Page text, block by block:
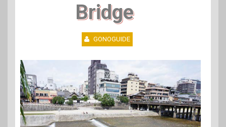
Bridge
GONOGUIDE